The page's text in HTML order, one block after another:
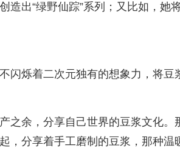
造出“绿野仙踪”系列；又比如，
闪烁着二次元独有的想象力，将豆
之余，分享自己世界的豆浆文化
，分享着手工磨制的豆浆，那种